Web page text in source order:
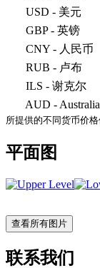
USD - 美元
GBP- 英镑
CNY - 人民币
RUB - 卢布
ILS - 谢克尔
AUD -
所提供的不同货币价
平面图
查看所有图片
联系我们